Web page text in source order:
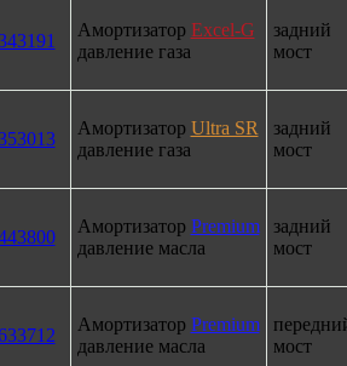
Амортизатор Excel-G
давление газа
задний
мост
Амортизатор Ultra SR
давление газа
задний
мост
Амортизатор Premium
давление масла
задний
мост
Амортизатор Premium
давление масла
мост